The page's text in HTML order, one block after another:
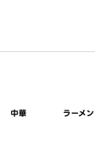
中華 ラーメン